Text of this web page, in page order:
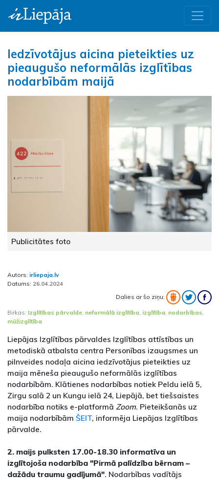
Iedzīvotājus aicina pieteikties uz
pieaugušo neformālās izglītības
nodarbībām maijā
Publicitātes foto
Autors: irliepaja.lv
Datums: 26.04.2024
Dalies ar šo ziņu:
Birkas: Izglītības pārvalde, neformālā izglītība, izglītība, nodarbības,
mūžizglītība
Liepājas Izglītības pārvaldes Izglītības attīstības un
metodiskā atbalsta centra Personības izaugsmes un
pilnveides nodaļa aicina iedzīvotājus pieteikties uz
maija mēneša pieaugušo neformālās izglītības
nodarbībām. Klātienes nodarbības notiek Peldu ielā 5,
Zirgu salā 2 un Kungu ielā 24, Liepājā, bet tiešsaistes
nodarbība notiks e-platformā Zoom. Pieteikšanās uz
maija nodarbībām ŠEIT, informēja Liepājas Izglītības
pārvalde.
2. maijs pulksten 17.00-18.30 informatīva un
izglītojoša nodarbība "Pirmā palīdzība bērnam –
dažādu traumu gadījumā". Nodarbības vadītājs